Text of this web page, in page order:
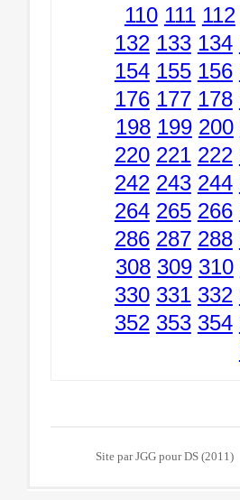
110 111 112
132 133 134
154 155 156
176 177 178
198 199 200
220 221 222
242 243 244
264 265 266
286 287 288
308 309 310
330 331 332
352 353 354
Site par JGG pour DS (2011)